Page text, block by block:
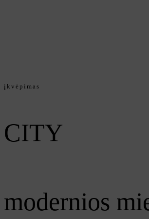
CITY
įkvėpimas
modernios